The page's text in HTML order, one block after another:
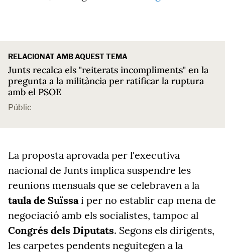
RELACIONAT AMB AQUEST TEMA
Junts recalca els "reiterats incompliments" en la
pregunta a la militància per ratificar la ruptura
amb el PSOE
Públic
La proposta aprovada per l'executiva
nacional de Junts implica suspendre les
reunions mensuals que se celebraven a la
taula de Suïssai per no establir cap mena de
negociació amb els socialistes, tampoc al
Congrés dels Diputats. Segons els dirigents,
les carpetes pendents neguitegen a la